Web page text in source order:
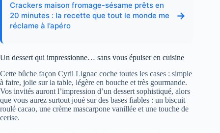
Crackers maison fromage-sésame prêts en
20 minutes : la recette que tout le monde me
réclame à l’apéro
→
Un dessert qui impressionne… sans vous épuiser en cuisine
Cette bûche façon Cyril Lignac coche toutes les cases : simple
à faire, jolie sur la table, légère en bouche et très gourmande.
Vos invités auront l’impression d’un dessert sophistiqué, alors
que vous aurez surtout joué sur des bases fiables : un biscuit
roulé cacao, une crème mascarpone vanillée et une touche de
cerise.